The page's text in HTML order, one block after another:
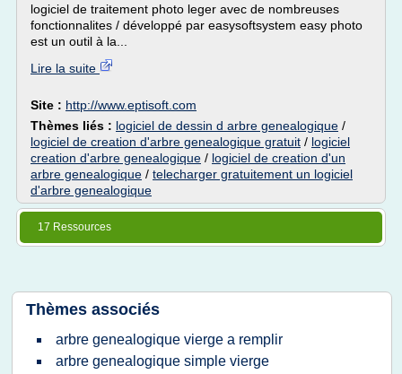
logiciel de traitement photo leger avec de nombreuses
fonctionnalites / développé par easysoftsystem easy photo
est un outil à la...
Lire la suite
Site : http://www.eptisoft.com
Thèmes liés : logiciel de dessin d arbre genealogique /
logiciel de creation d'arbre genealogique gratuit / logiciel
creation d'arbre genealogique / logiciel de creation d'un
arbre genealogique / telecharger gratuitement un logiciel
d'arbre genealogique
17 Ressources
Thèmes associés
arbre genealogique vierge a remplir
arbre genealogique simple vierge